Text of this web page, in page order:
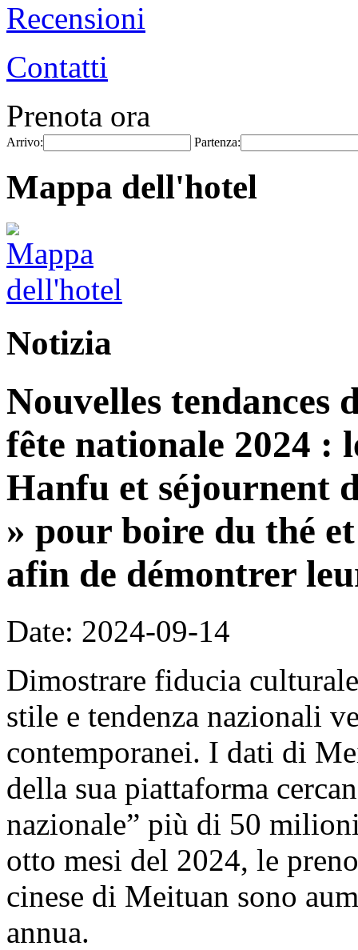
Recensioni
Contatti
Prenota ora
Arrivo: Partenza:
Mappa dell'hotel
Notizia
Nouvelles tendances
fête nationale 2024 :
Hanfu et séjournent
» pour boire du thé
afin de démontrer
Date: 2024-09-14
Dimostrare fiducia
stile e tendenza nazionali
contemporanei. I dati di
della sua piattaforma
nazionale” più di 50
otto mesi del 2024, le
cinese di Meituan sono
annua.